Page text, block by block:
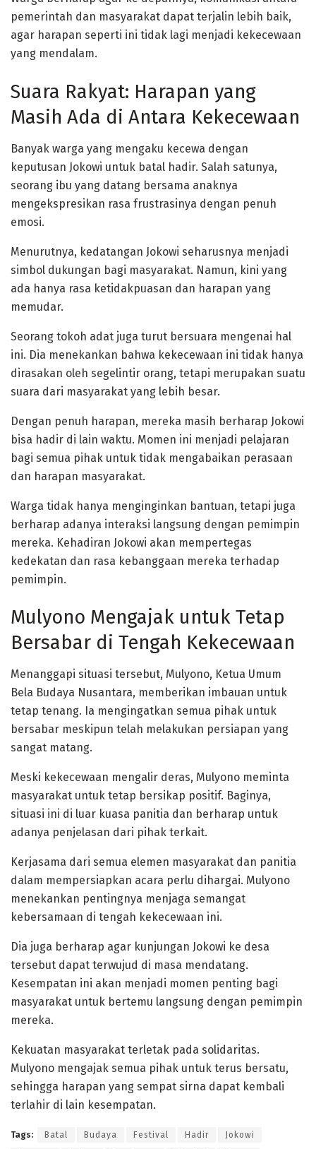
pemerintah dan masyarakat dapat terjalin lebih baik,
agar harapan seperti ini tidak lagi menjadi kekecewaan
yang mendalam.
Suara Rakyat: Harapan yang
Masih Ada di Antara Kekecewaan
Banyak warga yang mengaku kecewa dengan
keputusan Jokowi untuk batal hadir. Salah satunya,
seorang ibu yang datang bersama anaknya
mengekspresikan rasa frustrasinya dengan penuh
emosi.
Menurutnya, kedatangan Jokowi seharusnya menjadi
simbol dukungan bagi masyarakat. Namun, kini yang
ada hanya rasa ketidakpuasan dan harapan yang
memudar.
Seorang tokoh adat juga turut bersuara mengenai hal
ini. Dia menekankan bahwa kekecewaan ini tidak hanya
dirasakan oleh segelintir orang, tetapi merupakan suatu
suara dari masyarakat yang lebih besar.
Dengan penuh harapan, mereka masih berharap Jokowi
bisa hadir di lain waktu. Momen ini menjadi pelajaran
bagi semua pihak untuk tidak mengabaikan perasaan
dan harapan masyarakat.
Warga tidak hanya menginginkan bantuan, tetapi juga
berharap adanya interaksi langsung dengan pemimpin
mereka. Kehadiran Jokowi akan mempertegas
kedekatan dan rasa kebanggaan mereka terhadap
pemimpin.
Mulyono Mengajak untuk Tetap
Bersabar di Tengah Kekecewaan
Menanggapi situasi tersebut, Mulyono, Ketua Umum
Bela Budaya Nusantara, memberikan imbauan untuk
tetap tenang. Ia mengingatkan semua pihak untuk
bersabar meskipun telah melakukan persiapan yang
sangat matang.
Meski kekecewaan mengalir deras, Mulyono meminta
masyarakat untuk tetap bersikap positif. Baginya,
situasi ini di luar kuasa panitia dan berharap untuk
adanya penjelasan dari pihak terkait.
Kerjasama dari semua elemen masyarakat dan panitia
dalam mempersiapkan acara perlu dihargai. Mulyono
menekankan pentingnya menjaga semangat
kebersamaan di tengah kekecewaan ini.
Dia juga berharap agar kunjungan Jokowi ke desa
tersebut dapat terwujud di masa mendatang.
Kesempatan ini akan menjadi momen penting bagi
masyarakat untuk bertemu langsung dengan pemimpin
mereka.
Kekuatan masyarakat terletak pada solidaritas.
Mulyono mengajak semua pihak untuk terus bersatu,
sehingga harapan yang sempat sirna dapat kembali
terlahir di lain kesempatan.
Tags: Batal Budaya Festival Hadir Jokowi